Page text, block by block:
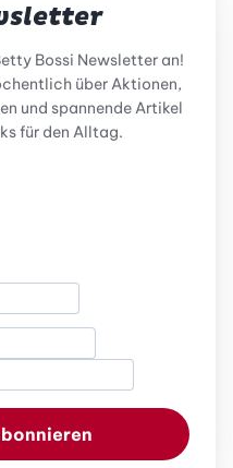
Bossi Newsletter an!
über Aktionen,
und spannende Artikel
für den Alltag.